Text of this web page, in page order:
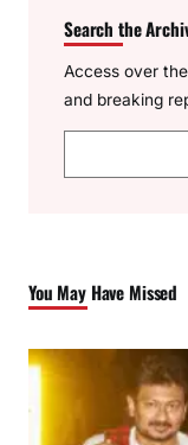
Search the
Access over
and breaking
e
h
You May Have Missed